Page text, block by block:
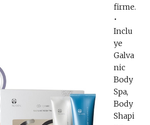
firme.
•
Inclu
ye
Galva
nic
Body
Spa,
Body
Shapi